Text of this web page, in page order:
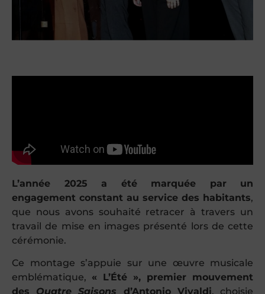
L’année 2025 a été marquée par un
engagement constant au service des habitants,
que nous avons souhaité retracer à travers un
travail de mise en images présenté lors de cette
cérémonie.
Ce montage s’appuie sur une œuvre musicale
emblématique, « L’Été », premier mouvement
des Quatre Saisons d’Antonio Vivaldi, choisie